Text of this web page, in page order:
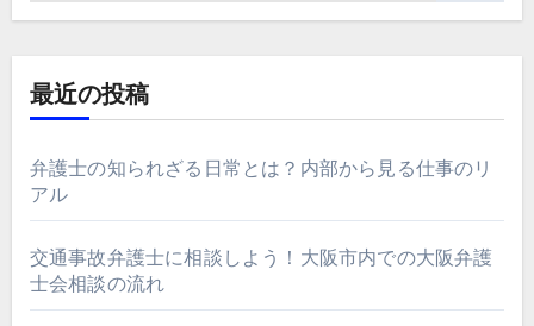
最近の投稿
弁護士の知られざる日常とは？内部から見る仕事のリ
アル
交通事故弁護士に相談しよう！大阪市内での大阪弁護
士会相談の流れ